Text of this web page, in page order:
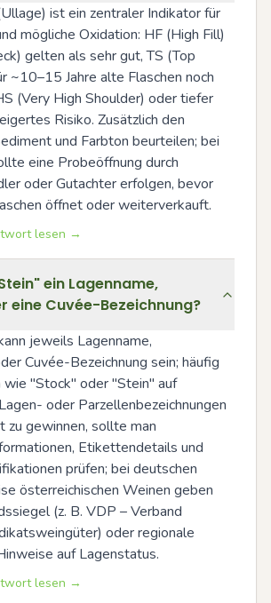
ist ein zentraler Indikator für
mögliche Oxidation: HF (High Fill)
gelten als sehr gut, TS (Top
~10–15 Jahre alte Flaschen noch
(Very High Shoulder) oder tiefer
Risiko. Zusätzlich den
und Farbton beurteilen; bei
eine Probeöffnung durch
oder Gutachter erfolgen, bevor
öffnet oder weiterverkauft.
lesen →
ein Lagenname,
eine Cuvée-Bezeichnung?
jeweils Lagenname,
Cuvée-Bezeichnung sein; häufig
"Stock" oder "Stein" auf
oder Parzellenbezeichnungen
zu gewinnen, sollte man
Etikettendetails und
prüfen; bei deutschen
österreichischen Weinen geben
(z. B. VDP – Verband
oder regionale
auf Lagenstatus.
lesen →